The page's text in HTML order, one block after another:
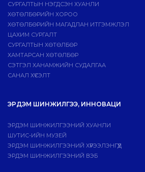
СУРГАЛТЫН НЭГДСЭН ХУАНЛИ
ХӨТӨЛБӨРИЙН ХОРОО
ХӨТӨЛБӨРИЙН МАГАДЛАН ИТГЭМЖЛЭЛ
ЦАХИМ СУРГАЛТ
СУРГАЛТЫН ХӨТӨЛБӨР
ХАМТАРСАН ХӨТӨЛБӨР
СЭТГЭЛ ХАНАМЖИЙН СУДАЛГАА
САНАЛ ХҮСЭЛТ
ЭРДЭМ ШИНЖИЛГЭЭ, ИННОВАЦИ
ЭРДЭМ ШИНЖИЛГЭЭНИЙ ХУАНЛИ
ШУТИС-ИЙН МУЗЕЙ
ЭРДЭМ ШИНЖИЛГЭЭНИЙ ХҮРЭЭЛЭНГҮҮД
ЭРДЭМ ШИНЖИЛГЭЭНИЙ ВЭБ